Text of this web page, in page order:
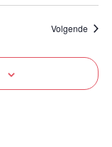
Volgende